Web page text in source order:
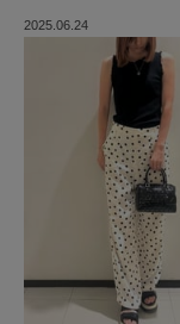
2025.06.24